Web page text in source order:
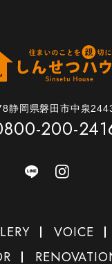
静岡県磐田市中泉
200-
VOICE